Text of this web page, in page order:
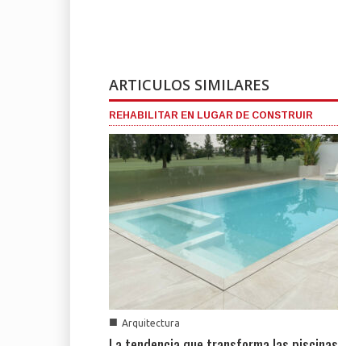
ARTICULOS SIMILARES
REHABILITAR EN LUGAR DE CONSTRUIR
■ Arquitectura